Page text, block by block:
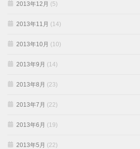
2013年12月 (5)
2013年11月 (14)
2013年10月 (10)
2013年9月 (14)
2013年8月 (23)
2013年7月 (22)
2013年6月 (19)
2013年5月 (22)